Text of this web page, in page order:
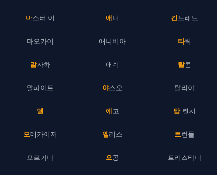
마스터 이
마오카이
말자하
말파이트
멜
모데카이저
모르가나
애니
애니비아
애쉬
야스오
에코
엘리스
오공
킨드레드
타릭
탈론
탈리야
탐 켄치
트런들
트리스타나